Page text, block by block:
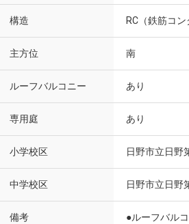
構造 RC（鉄筋コン
主方位 南
ルーフバルコニー あり
専用庭 あり
小学校区 日野市立日野
中学校区 日野市立日野
備考
●ルーフバル